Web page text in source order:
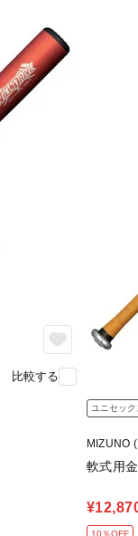
比較する
ユニセック
MIZUNO
軟式用
10％OFF